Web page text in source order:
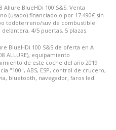
Allure BlueHDi 100 S&S. Venta
(usado) financiado o por 17.490€ sin
todoterreno/suv de combustible
4/5 puertas, 5 plazas.
BlueHDi 100 S&S de oferta en A
ALLURE), equipamiento
de este coche del año 2019
"100", ABS, ESP, control de crucero,
bluetooth, navegador, faros led.